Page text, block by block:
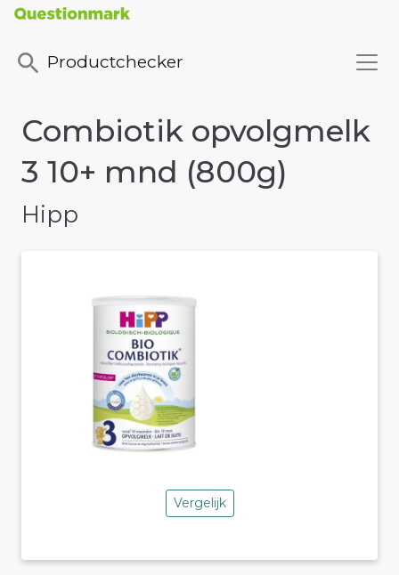
Productchecker
Combiotik opvolgmelk
3 10+ mnd (800g)
Hipp
Vergelijk